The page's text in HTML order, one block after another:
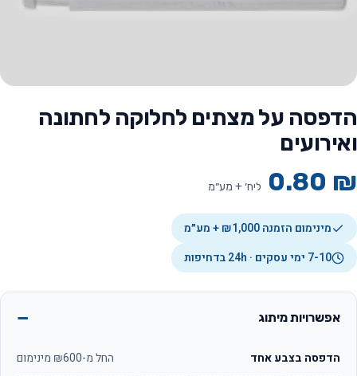
הדפסה על מצתים לחלוקה לחתונה
ואירועים
0.80 ₪ ליח׳ + מע״מ
מינימום הזמנה ₪1,000 + מע״מ
7-10 ימי עסקים · 24h בדחיפות
אפשרויות מיתוג
הדפסה בצבע אחד החל מ-₪600 מינימום